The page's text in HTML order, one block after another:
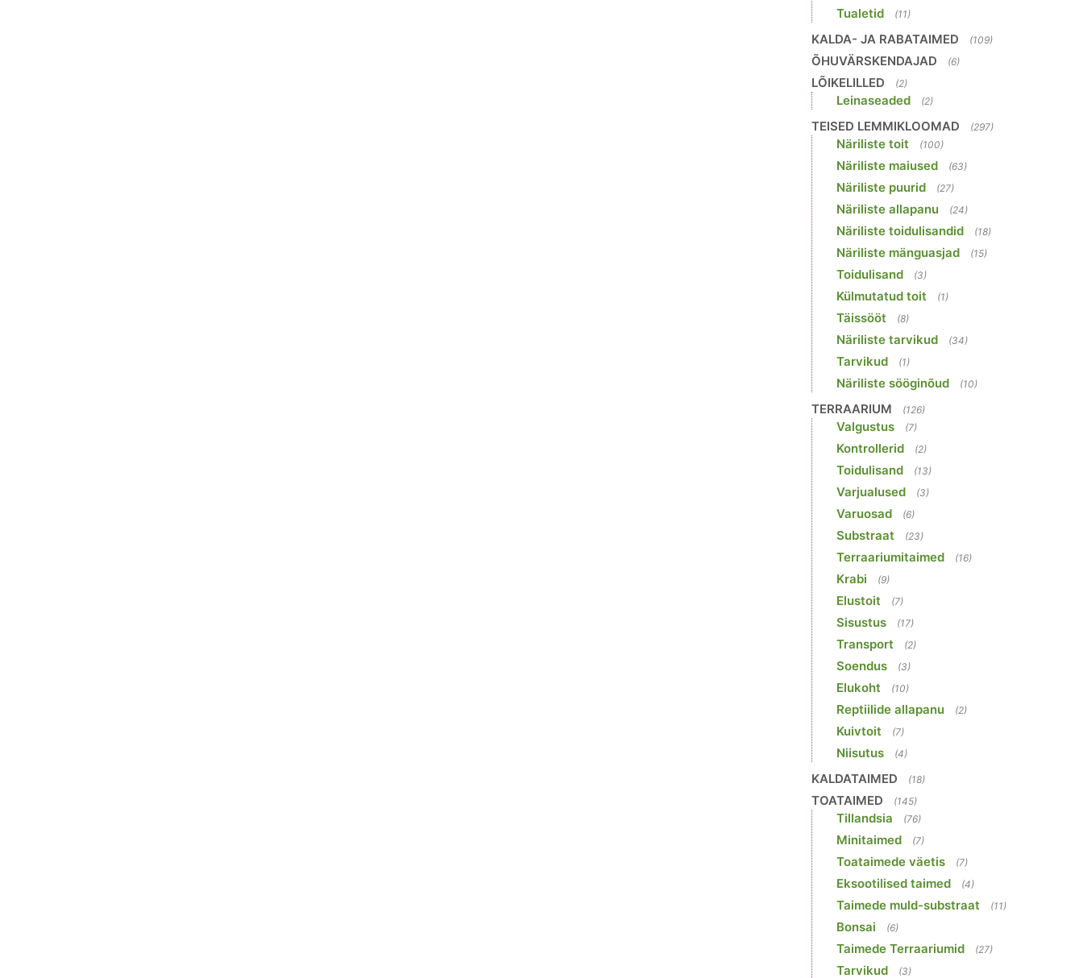
Tualetid (11)
KALDA- JA RABATAIMED (109)
ÕHUVÄRSKENDAJAD (6)
LÕIKELILLED (2)
Leinaseaded (2)
TEISED LEMMIKLOOMAD (297)
Näriliste toit (100)
Näriliste maiused (63)
Näriliste puurid (27)
Näriliste allapanu (24)
Näriliste toidulisandid (18)
Näriliste mänguasjad (15)
Toidulisand (3)
Külmutatud toit (1)
Täissööt (8)
Näriliste tarvikud (34)
Tarvikud (1)
Näriliste sööginõud (10)
TERRAARIUM (126)
Valgustus (7)
Kontrollerid (2)
Toidulisand (13)
Varjualused (3)
Varuosad (6)
Substraat (23)
Terraariumitaimed (16)
Krabi (9)
Elustoit (7)
Sisustus (17)
Transport (2)
Soendus (3)
Elukoht (10)
Reptiilide allapanu (2)
Kuivtoit (7)
Niisutus (4)
KALDATAIMED (18)
TOATAIMED (145)
Tillandsia (76)
Minitaimed (7)
Toataimede väetis (7)
Eksootilised taimed (4)
Taimede muld-substraat (11)
Bonsai (6)
Taimede Terraariumid (27)
Tarvikud (3)